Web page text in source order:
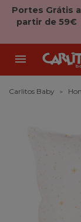
Portes Grátis a
partir de 59€

Carlitos Baby